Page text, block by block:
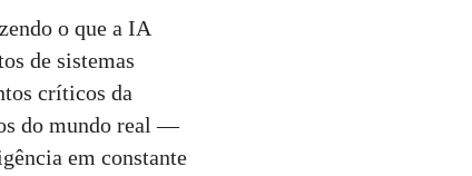
o que a IA
de sistemas
críticos da
do mundo real —
em constante